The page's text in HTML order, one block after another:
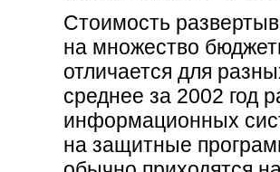
Стоимость
на множество
отличается для
среднее за 2002 год
информационных
на защитные